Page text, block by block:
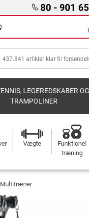
80 - 901
LEGEREDSKABER OG
TRAMPOLINER
Vægte
Funktionel
træning